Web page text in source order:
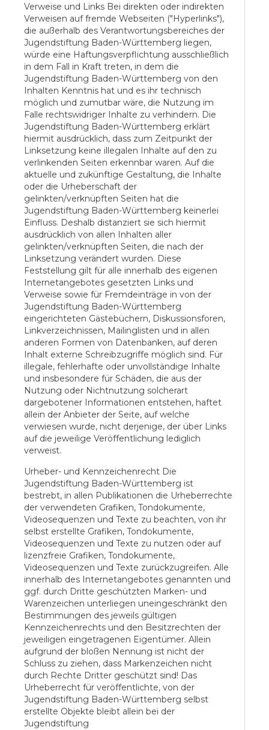
Verweise und Links Bei direkten oder indirekten
Verweisen auf fremde Webseiten ("Hyperlinks"),
die außerhalb des Verantwortungsbereiches der
Jugendstiftung Baden-Württemberg liegen,
würde eine Haftungsverpflichtung ausschließlich
in dem Fall in Kraft treten, in dem die
Jugendstiftung Baden-Württemberg von den
Inhalten Kenntnis hat und es ihr technisch
möglich und zumutbar wäre, die Nutzung im
Falle rechtswidriger Inhalte zu verhindern. Die
Jugendstiftung Baden-Württemberg erklärt
hiermit ausdrücklich, dass zum Zeitpunkt der
Linksetzung keine illegalen Inhalte auf den zu
verlinkenden Seiten erkennbar waren. Auf die
aktuelle und zukünftige Gestaltung, die Inhalte
oder die Urheberschaft der
gelinkten/verknüpften Seiten hat die
Jugendstiftung Baden-Württemberg keinerlei
Einfluss. Deshalb distanziert sie sich hiermit
ausdrücklich von allen Inhalten aller
gelinkten/verknüpften Seiten, die nach der
Linksetzung verändert wurden. Diese
Feststellung gilt für alle innerhalb des eigenen
Internetangebotes gesetzten Links und
Verweise sowie für Fremdeinträge in von der
Jugendstiftung Baden-Württemberg
eingerichteten Gästebüchern, Diskussionsforen,
Linkverzeichnissen, Mailinglisten und in allen
anderen Formen von Datenbanken, auf deren
Inhalt externe Schreibzugriffe möglich sind. Für
illegale, fehlerhafte oder unvollständige Inhalte
und insbesondere für Schäden, die aus der
Nutzung oder Nichtnutzung solcherart
dargebotener Informationen entstehen, haftet
allein der Anbieter der Seite, auf welche
verwiesen wurde, nicht derjenige, der über Links
auf die jeweilige Veröffentlichung lediglich
verweist.
Urheber- und Kennzeichenrecht Die
Jugendstiftung Baden-Württemberg ist
bestrebt, in allen Publikationen die Urheberrechte
der verwendeten Grafiken, Tondokumente,
Videosequenzen und Texte zu beachten, von ihr
selbst erstellte Grafiken, Tondokumente,
Videosequenzen und Texte zu nutzen oder auf
lizenzfreie Grafiken, Tondokumente,
Videosequenzen und Texte zurückzugreifen. Alle
innerhalb des Internetangebotes genannten und
ggf. durch Dritte geschützten Marken- und
Warenzeichen unterliegen uneingeschränkt den
Bestimmungen des jeweils gültigen
Kennzeichenrechts und den Besitzrechten der
jeweiligen eingetragenen Eigentümer. Allein
aufgrund der bloßen Nennung ist nicht der
Schluss zu ziehen, dass Markenzeichen nicht
durch Rechte Dritter geschützt sind! Das
Urheberrecht für veröffentlichte, von der
Jugendstiftung Baden-Württemberg selbst
erstellte Objekte bleibt allein bei der
Jugendstiftung